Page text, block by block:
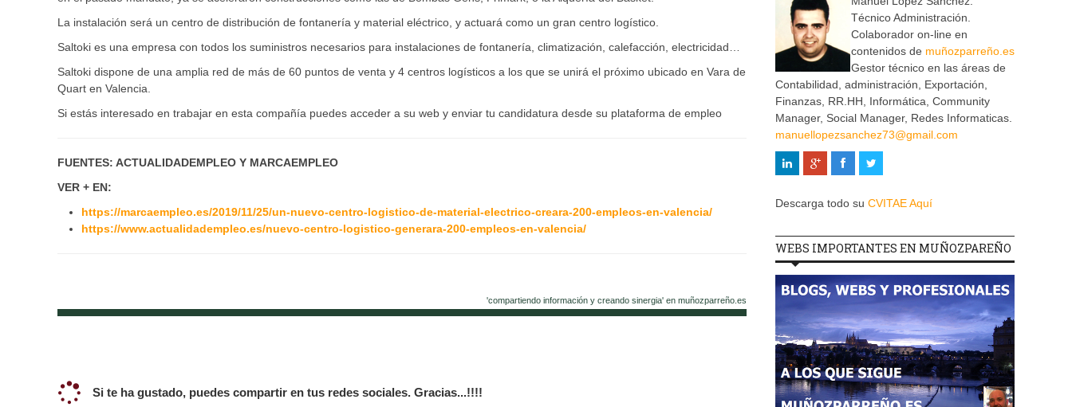
La instalación será un centro de distribución de fontanería y material eléctrico, y actuará como un gran centro logístico.
Saltoki es una empresa con todos los suministros necesarios para instalaciones de fontanería, climatización, calefacción, electricidad…
Saltoki dispone de una amplia red de más de 60 puntos de venta y 4 centros logísticos a los que se unirá el próximo ubicado en Vara de
Quart en Valencia.
Si estás interesado en trabajar en esta compañía puedes acceder a su web y enviar tu candidatura desde su plataforma de empleo
FUENTES: ACTUALIDADEMPLEO Y MARCAEMPLEO
VER + EN:
https://marcaempleo.es/2019/11/25/un-nuevo-centro-logistico-de-material-electrico-creara-200-empleos-en-valencia/
https://www.actualidadempleo.es/nuevo-centro-logistico-generara-200-empleos-en-valencia/
'compartiendo información y creando sinergia' en muñozparreño.es
Si te ha gustado, puedes compartir en tus redes sociales. Gracias...!!!!
Técnico Administración.
Colaborador on-line en
contenidos de muñozparreño.es
Gestor técnico en las áreas de
Contabilidad, administración, Exportación,
Finanzas, RR.HH, Informática, Community
Manager, Social Manager, Redes Informaticas.
manuellopezsanchez73@gmail.com
Descarga todo su CVITAE Aquí
WEBS IMPORTANTES EN MUÑOZPAREÑO